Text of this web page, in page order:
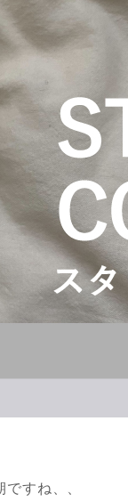
すね、、